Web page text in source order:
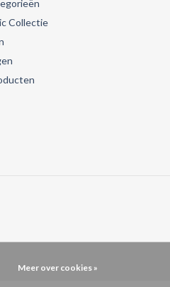
Collectie
Meer over cookies »